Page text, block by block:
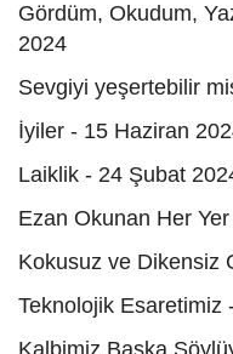
Gördüm, Okudum,
2024
Sevgiyi yeşertebilir
İyiler - 15 Haziran
Laiklik - 24 Şubat
Ezan Okunan Her
Kokusuz ve Dikensiz
Teknolojik Esaretimiz